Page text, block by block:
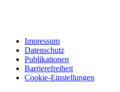
Impressum
Datenschutz
Publikationen
Barrierefreiheit
Cookie-Einstellungen